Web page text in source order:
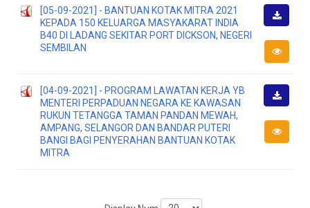
[05-09-2021] - BANTUAN KOTAK MITRA 2021
KEPADA 150 KELUARGA MASYAKARAT INDIA
B40 DI LADANG SEKITAR PORT DICKSON, NEGERI
SEMBILAN
[04-09-2021] - PROGRAM LAWATAN KERJA YB
MENTERI PERPADUAN NEGARA KE KAWASAN
RUKUN TETANGGA TAMAN PANDAN MEWAH,
AMPANG, SELANGOR DAN BANDAR PUTERI
BANGI BAGI PENYERAHAN BANTUAN KOTAK
MITRA